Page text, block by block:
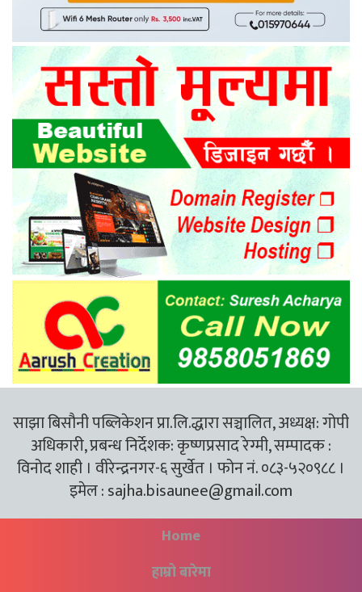
साझा बिसौनी पब्लिकेशन प्रा.लि.द्धारा सञ्चालित, अध्यक्ष: गोपी
अधिकारी, प्रबन्ध निर्देशक: कृष्णप्रसाद रेग्मी, सम्पादक :
विनोद शाही । वीरेन्द्रनगर-६ सुर्खेत । फोन नं. ०८३-५२०९८८ ।
इमेल :sajha.bisaunee@gmail.com
Home
हाम्रो बारेमा